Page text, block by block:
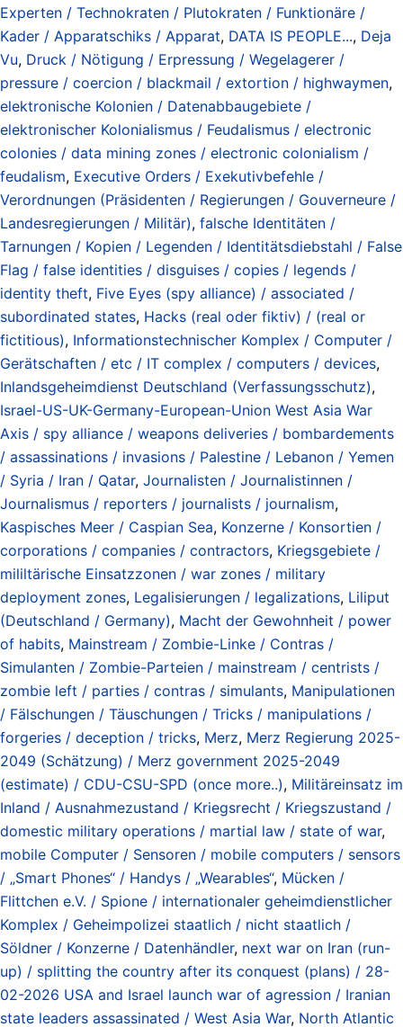
Experten / Technokraten / Plutokraten / Funktionäre /
Kader / Apparatschiks / Apparat, DATA IS PEOPLE..., Deja
Vu, Druck / Nötigung / Erpressung / Wegelagerer /
pressure / coercion / blackmail / extortion / highwaymen,
elektronische Kolonien / Datenabbaugebiete /
elektronischer Kolonialismus / Feudalismus / electronic
colonies / data mining zones / electronic colonialism /
feudalism, Executive Orders / Exekutivbefehle /
Verordnungen (Präsidenten / Regierungen / Gouverneure /
Landesregierungen / Militär), falsche Identitäten /
Tarnungen / Kopien / Legenden / Identitätsdiebstahl / False
Flag / false identities / disguises / copies / legends /
identity theft, Five Eyes (spy alliance) / associated /
subordinated states, Hacks (real oder fiktiv) / (real or
fictitious), Informationstechnischer Komplex / Computer /
Gerätschaften / etc / IT complex / computers / devices,
Inlandsgeheimdienst Deutschland (Verfassungsschutz),
Israel-US-UK-Germany-European-Union West Asia War
Axis / spy alliance / weapons deliveries / bombardements
/ assassinations / invasions / Palestine / Lebanon / Yemen
/ Syria / Iran / Qatar, Journalisten / Journalistinnen /
Journalismus / reporters / journalists / journalism,
Kaspisches Meer / Caspian Sea, Konzerne / Konsortien /
corporations / companies / contractors, Kriegsgebiete /
mililtärische Einsatzzonen / war zones / military
deployment zones, Legalisierungen / legalizations, Liliput
(Deutschland / Germany), Macht der Gewohnheit / power
of habits, Mainstream / Zombie-Linke / Contras /
Simulanten / Zombie-Parteien / mainstream / centrists /
zombie left / parties / contras / simulants, Manipulationen
/ Fälschungen / Täuschungen / Tricks / manipulations /
forgeries / deception / tricks, Merz, Merz Regierung 2025-
2049 (Schätzung) / Merz government 2025-2049
(estimate) / CDU-CSU-SPD (once more..), Militäreinsatz im
Inland / Ausnahmezustand / Kriegsrecht / Kriegszustand /
domestic military operations / martial law / state of war,
mobile Computer / Sensoren / mobile computers / sensors
/ „Smart Phones“ / Handys / „Wearables“, Mücken /
Flittchen e.V. / Spione / internationaler geheimdienstlicher
Komplex / Geheimpolizei staatlich / nicht staatlich /
Söldner / Konzerne / Datenhändler, next war on Iran (run-
up) / splitting the country after its conquest (plans) / 28-
02-2026 USA and Israel launch war of agression / Iranian
state leaders assassinated / West Asia War, North Atlantic